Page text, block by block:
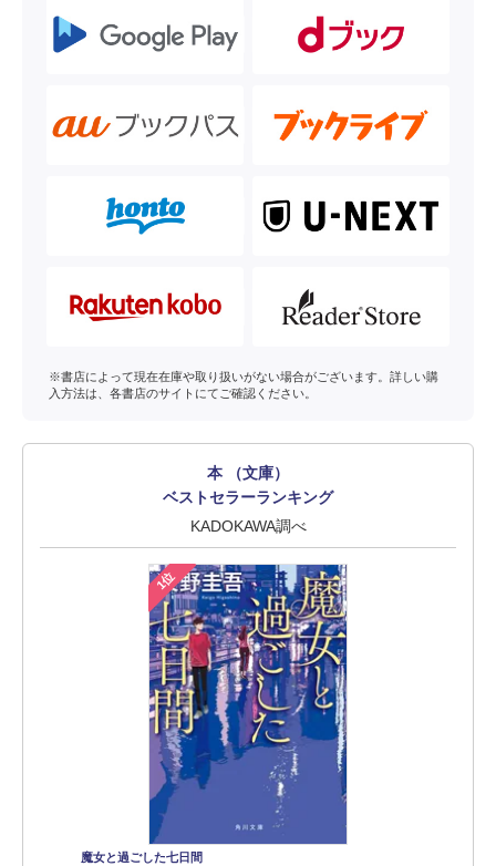
※書店によって現在在庫や取り扱いがない場合がございます。詳しい購
入方法は、各書店のサイトにてご確認ください。
本 （文庫）
ベストセラーランキング
KADOKAWA調べ
1位
魔女と過ごした七日間